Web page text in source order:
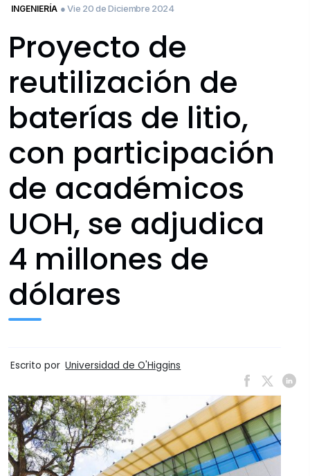
INGENIERÍA ● Vie 20 de Diciembre 2024
Proyecto de
reutilización de
baterías de litio,
con participación
de académicos
UOH, se adjudica
4 millones de
dólares
Escrito por Universidad de O'Higgins